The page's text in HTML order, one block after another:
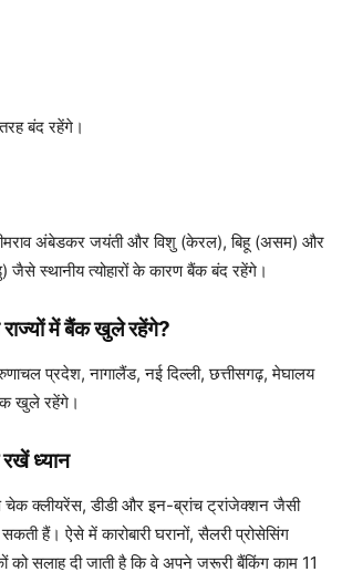
बंद रहेंगे।
अंबेडकर जयंती और विशु (केरल), बिहू (असम) और
जैसे स्थानीय त्योहारों के कारण बैंक बंद रहेंगे।
में बैंक खुले रहेंगे?
प्रदेश, नागालैंड, नई दिल्ली, छत्तीसगढ़, मेघालय
खुले रहेंगे।
रखें ध्यान
क्लीयरेंस, डीडी और इन-ब्रांच ट्रांजेक्शन जैसी
सकती हैं। ऐसे में कारोबारी घरानों, सैलरी प्रोसेसिंग
सलाह दी जाती है कि वे अपने जरूरी बैंकिंग काम 11